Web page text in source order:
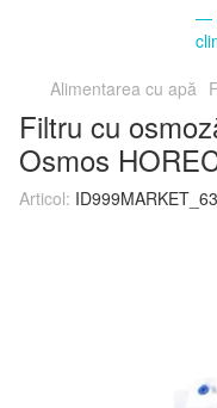
Alimentarea cu apă
Filtru cu
Osmos
Articol: